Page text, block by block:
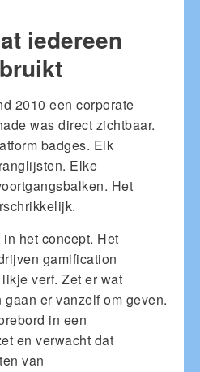
iedereen
2010 een corporate
was direct zichtbaar.
badges. Elk
Elke
Het
het concept. Het
gamification
verf. Zet er wat
er vanzelf om geven.
in een
en verwacht dat
van